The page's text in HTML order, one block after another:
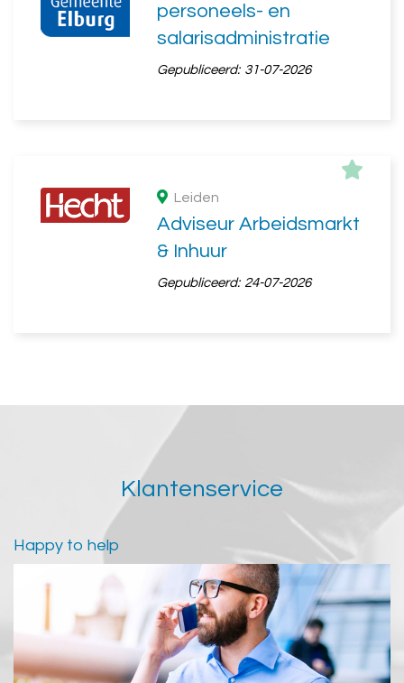
personeels- en
salarisadministratie
Gepubliceerd: 31-07-2026
Leiden
Adviseur Arbeidsmarkt
& Inhuur
Gepubliceerd: 24-07-2026
Klantenservice
Happy to help